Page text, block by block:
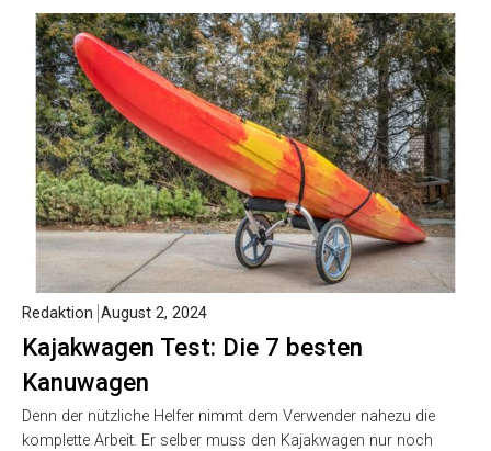
Kajakwagen Test: Die 7 besten
Kanuwagen
Redaktion August 2, 2024
Denn der nützliche Helfer nimmt dem Verwender nahezu die
komplette Arbeit. Er selber muss den Kajakwagen nur noch